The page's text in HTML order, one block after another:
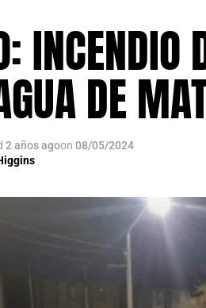
INCENDIO
DE
2 años agoon 08/05/2024